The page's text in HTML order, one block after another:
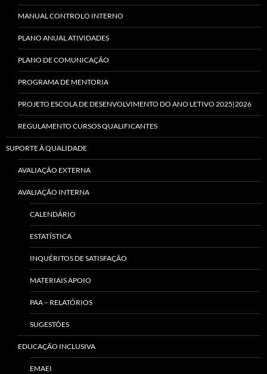
MANUAL CONTROLO INTERNO
PLANO ANUAL ATIVIDADES
PLANO DE COMUNICAÇÃO
PROGRAMA DE MENTORIA
PROJETO ESCOLA DE DESENVOLVIMENTO DO ANO LETIVO 2025|2026
REGULAMENTO CURSOS QUALIFICANTES
SUPORTE À QUALIDADE
AVALIAÇÃO EXTERNA
AVALIAÇÃO INTERNA
CALENDÁRIO
ESTATÍSTICA
INQUÉRITOS DE SATISFAÇÃO
MATERIAIS APOIO
PAA – RELATÓRIOS
SUGESTÕES
EDUCAÇÃO INCLUSIVA
EMAEI